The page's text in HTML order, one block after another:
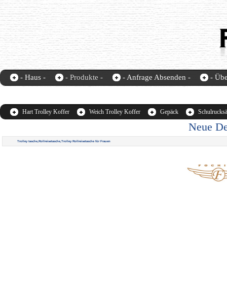
Fochier-home contact us
- Haus - - Produkte - - Anfrage Absenden - -
Hart Trolley Koffer Weich Trolley Koffer Gepäck
Neue
Trolley tasche,Rollreisetasche,Trolley Rollreisetasche für Frauen